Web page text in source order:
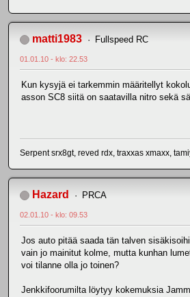
matti1983 Fullspeed RC
01.01.10 - klo: 22.53
Kun kysyjä ei tarkemmin määritellyt
asson SC8 siitä on saatavilla nitro sekä
Serpent srx8gt, reved rdx, traxxas xmaxx,
Hazard PRCA
02.01.10 - klo: 09.53
Jos auto pitää saada tän talven
vain jo mainitut kolme, mutta kunhan
voi tilanne olla jo toinen?
Jenkkifoorumilta löytyy kokemuksia